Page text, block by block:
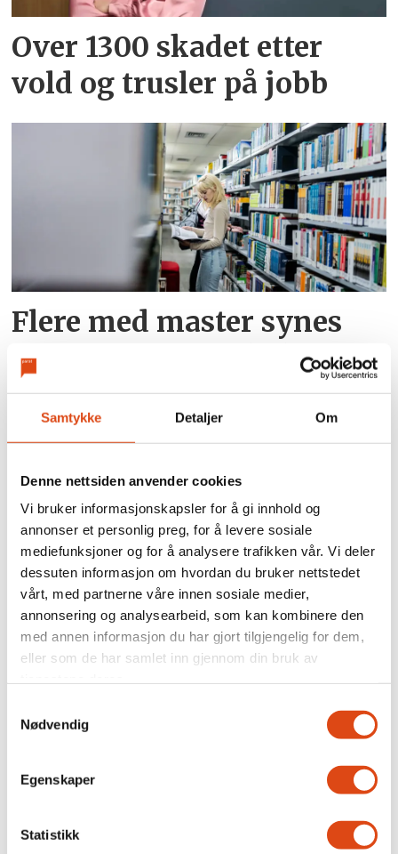
Samtykke Detaljer Om
Denne nettsiden anvender cookies
Vi bruker informasjonskapsler for å gi innhold og
annonser et personlig preg, for å levere sosiale
mediefunksjoner og for å analysere trafikken vår. Vi deler
dessuten informasjon om hvordan du bruker nettstedet
vårt, med partnerne våre innen sosiale medier,
annonsering og analysearbeid, som kan kombinere den
med annen informasjon du har gjort tilgjengelig for dem,
eller som de har samlet inn gjennom din bruk av
Nødvendig
Egenskaper
Statistikk
Over 1300 skadet etter
vold og trusler på jobb
Flere med master synes
det er vanskelig å få jobb
Fit for flight
Nei i uravstemningen: